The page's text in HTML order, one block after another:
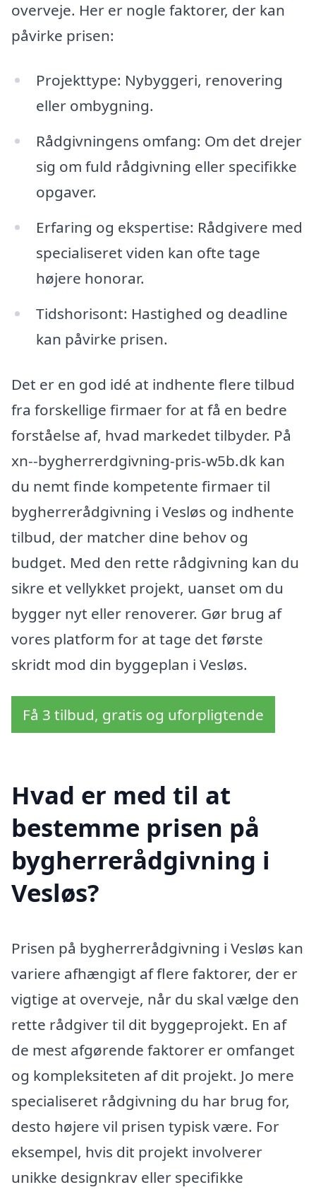
overveje. Her er nogle faktorer, der kan
påvirke prisen:
Projekttype: Nybyggeri, renovering
eller ombygning.
Rådgivningens omfang: Om det drejer
sig om fuld rådgivning eller specifikke
opgaver.
Erfaring og ekspertise: Rådgivere med
specialiseret viden kan ofte tage
højere honorar.
Tidshorisont: Hastighed og deadline
kan påvirke prisen.
Det er en god idé at indhente flere tilbud
fra forskellige firmaer for at få en bedre
forståelse af, hvad markedet tilbyder. På
xn--bygherrerdgivning-pris-w5b.dk kan
du nemt finde kompetente firmaer til
bygherrerådgivning i Vesløs og indhente
tilbud, der matcher dine behov og
budget. Med den rette rådgivning kan du
sikre et vellykket projekt, uanset om du
bygger nyt eller renoverer. Gør brug af
vores platform for at tage det første
skridt mod din byggeplan i Vesløs.
Få 3 tilbud, gratis og uforpligtende
Hvad er med til at
bestemme prisen på
bygherrerådgivning i
Vesløs?
Prisen på bygherrerådgivning i Vesløs kan
variere afhængigt af flere faktorer, der er
vigtige at overveje, når du skal vælge den
rette rådgiver til dit byggeprojekt. En af
de mest afgørende faktorer er omfanget
og kompleksiteten af dit projekt. Jo mere
specialiseret rådgivning du har brug for,
desto højere vil prisen typisk være. For
eksempel, hvis dit projekt involverer
unikke designkrav eller specifikke